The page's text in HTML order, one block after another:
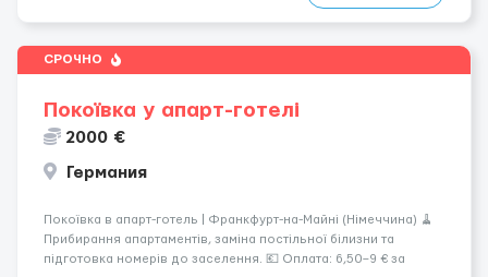
СРОЧНО
Покоївка у апарт-готелі
2000 €
Германия
Покоївка в апарт-готель | Франкфурт-на-Майні (Німеччина) 🧹
Прибирання апартаментів, заміна постільної білизни та
підготовка номерів до заселення. 💶 Оплата: 6,50–9 € за